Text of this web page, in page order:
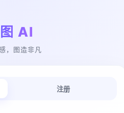
AI
，图造非凡
注册